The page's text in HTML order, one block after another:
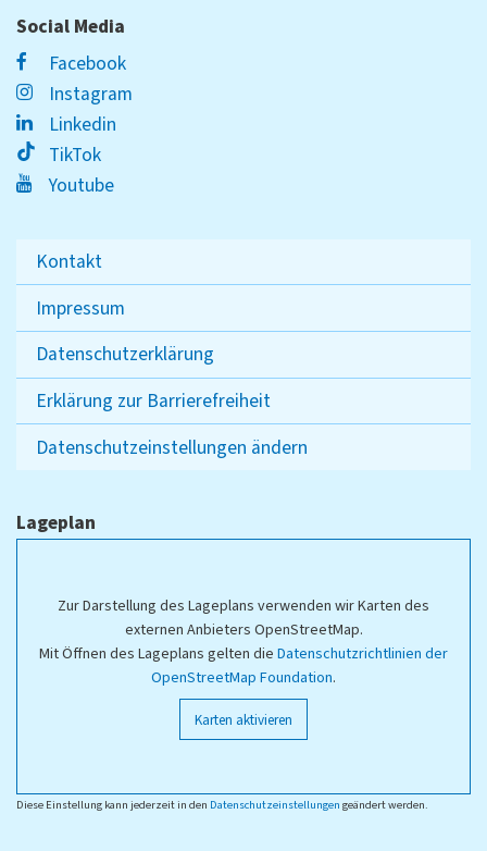
Social Media
Facebook
Instagram
Linkedin
TikTok
Youtube
Kontakt
Impressum
Datenschutzerklärung
Erklärung zur Barrierefreiheit
Datenschutzeinstellungen ändern
Lageplan
Zur Darstellung des Lageplans verwenden wir Karten des
externen Anbieters OpenStreetMap.
Mit Öffnen des Lageplans gelten die Datenschutzrichtlinien der
OpenStreetMap Foundation.
Karten aktivieren
Diese Einstellung kann jederzeit in den Datenschutzeinstellungen geändert werden.